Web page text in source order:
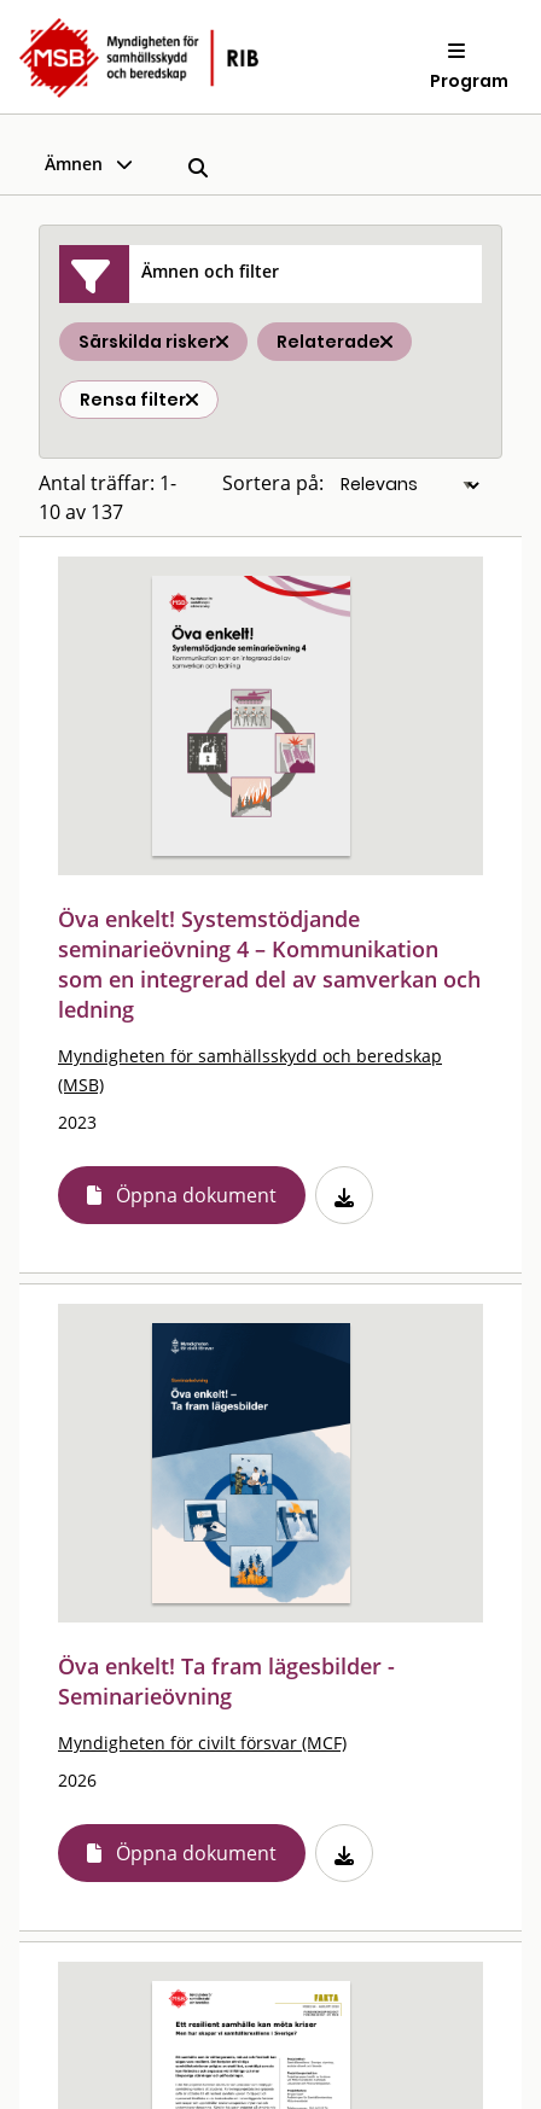
Program
Ämnen
Ämnen och filter
Särskilda risker Relaterade
Rensa filter
Antal träffar: 1-
10 av 137
Sortera på:
Öva enkelt! Systemstödjande
seminarieövning 4 – Kommunikation
som en integrerad del av samverkan och
ledning
Myndigheten för samhällsskydd och beredskap
(MSB)
2023
Öppna dokument
Öva enkelt! Ta fram lägesbilder -
Seminarieövning
Myndigheten för civilt försvar (MCF)
2026
Öppna dokument